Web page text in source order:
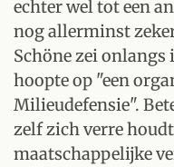
echter wel tot een
nog allerminst
Schöne zei
hoopte op "een
Milieudefensie".
zelf zich verre
maatschappelijke